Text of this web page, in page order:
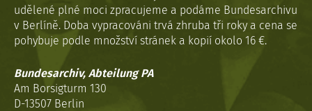
udělené plné moci zpracujeme a podáme Bundesarchivu
v Berlíně. Doba vypracováni trvá zhruba tři roky a cena se
pohybuje podle množství stránek a kopií okolo 16 €.
Bundesarchiv, Abteilung PA
Am Borsigturm 130
D-13507 Berlin